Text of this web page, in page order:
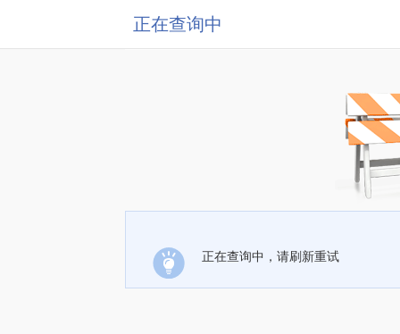
正在查询中
正在查询中，请刷新重试